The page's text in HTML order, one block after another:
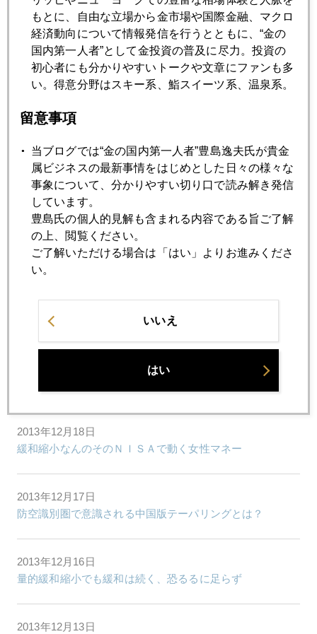
1月 2月 3月 4月 5月 6月
7月 8月 9月 10月 11月 12月
第一商品、違法勧誘で１０日間の業務停止処分
2013年12月25日
米は良い金利上昇、中国は悪い金利上昇
2013年12月24日
経済各誌新年号に２０１４年市場展望寄稿
2013年12月20日
金１２００ドル割れ
2013年12月18日
緩和縮小なんのそのＮＩＳＡで動く女性マネー
2013年12月17日
防空識別圏で意識される中国版テーパリングとは？
2013年12月16日
量的緩和縮小でも緩和は続く、恐るるに足らず
2013年12月13日
もとに、自由な立場から金市場や国際金融、マクロ
経済動向について情報発信を行うとともに、“金の
国内第一人者”として金投資の普及に尽力。投資の
初心者にも分かりやすいトークや文章にファンも多
い。得意分野はスキー系、鮨スイーツ系、温泉系。
留意事項
当ブログでは“金の国内第一人者”豊島逸夫氏が貴金
属ビジネスの最新事情をはじめとした日々の様々な
事象について、分かりやすい切り口で読み解き発信
しています。
豊島氏の個人的見解も含まれる内容である旨ご了解
の上、閲覧ください。
ご了解いただける場合は「はい」よりお進みくださ
い。
いいえ
はい